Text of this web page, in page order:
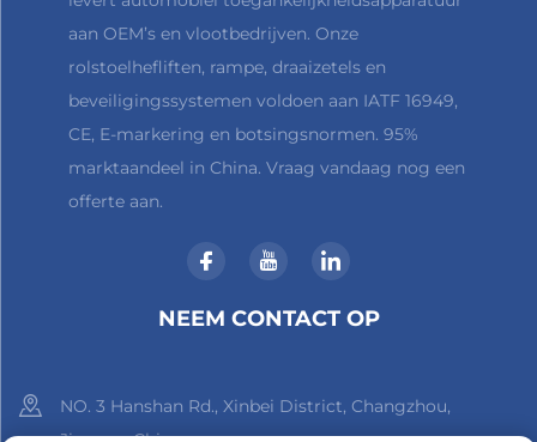
aan OEM’s en vlootbedrijven. Onze
rolstoelhefliften, rampe, draaizetels en
beveiligingssystemen voldoen aan IATF 16949,
CE, E-markering en botsingsnormen. 95%
marktaandeel in China. Vraag vandaag nog een
offerte aan.
NEEM CONTACT OP
NO. 3 Hanshan Rd., Xinbei District, Changzhou,